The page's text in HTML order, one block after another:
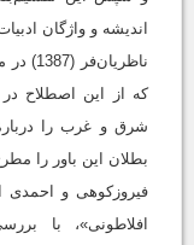
اندیشه و واژگان
که از این اصطلاح
شرق و غرب را
بطلان این باور را
افلاطونی»، با